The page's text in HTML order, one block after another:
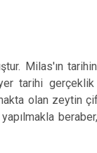
Milas'ın
tarihi
olan zeytin